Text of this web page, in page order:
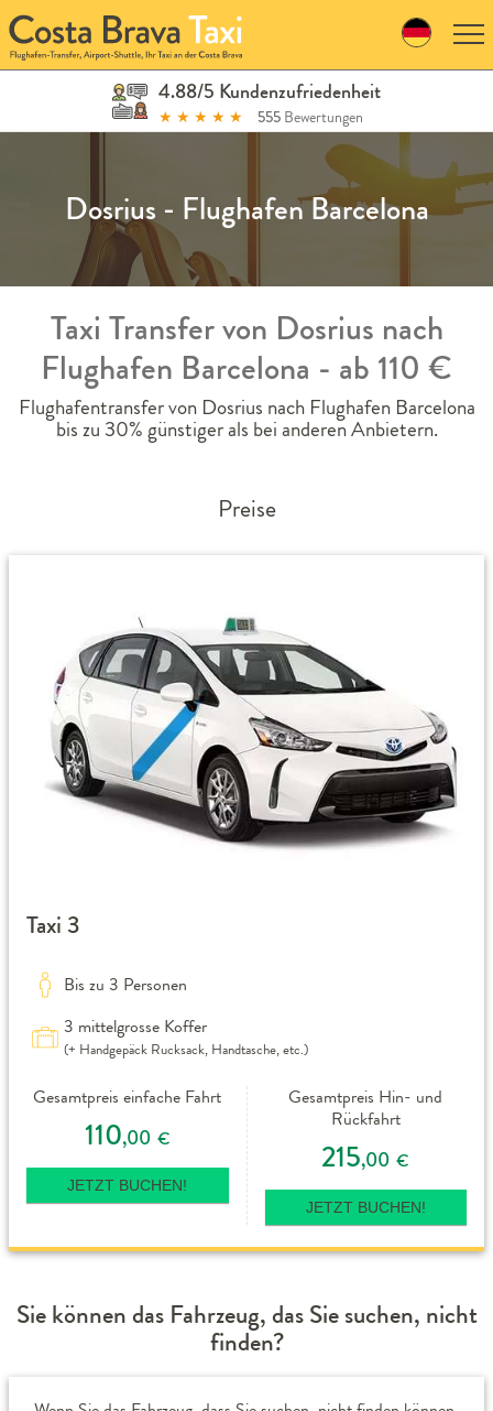
Skip
to
navigation
Skip
4.88/5 Kundenzufriedenheit
★ ★ ★ ★ ★ 555 Bewertungen
Dosrius - Flughafen Barcelona
Taxi Transfer von Dosrius nach
Flughafen Barcelona - ab 110 €
Flughafentransfer von Dosrius nach Flughafen Barcelona
bis zu 30% günstiger als bei anderen Anbietern.
Preise
Taxi 3
Bis zu 3 Personen
3 mittelgrosse Koffer
(+ Handgepäck Rucksack, Handtasche, etc.)
Gesamtpreis einfache Fahrt
110,00 €
JETZT BUCHEN!
Gesamtpreis Hin- und
Rückfahrt
215,00 €
JETZT BUCHEN!
Sie können das Fahrzeug, das Sie suchen, nicht
finden?